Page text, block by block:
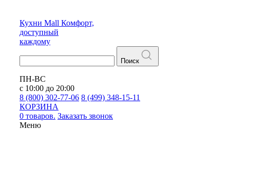
Кухни Mall Комфорт,
доступный
каждому
Поиск
ПН-ВС
с 10:00 до 20:00
8 (800) 302-77-06 8 (499) 348-15-11
КОРЗИНА
0 товаров. Заказать звонок
Меню